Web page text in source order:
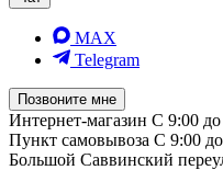
MAX
Telegram
Позвоните мне
Интернет-магазин С 9:00
Пункт самовывоза С 9:00
Большой Саввинский